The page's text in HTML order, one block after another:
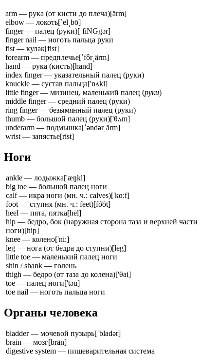
arm — рука (от кисти до плеча)[ärm]
elbow — локоть[ˈelˌbō]
finger — палец (руки)[ˈfiNGgər]
finger nail — ноготь пальца руки
fist — кулак[fist]
forearm — предплечье[ˈfôrˌärm]
hand — рука (кисть)[hand]
index finger — указательный палец (руки)
knuckle — сустав пальца['nʌkl]
little finger — мизинец, маленький палец (руки)
middle finger — средний палец (руки)
ring finger — безымянный палец (руки)
thumb — большой палец (руки)['θʌm]
underarm — подмышка[ˈəndərˌärm]
wrist — запястье[rist]
Ноги
ankle — лодыжка['æŋkl]
big toe — большой палец ноги
calf — икра ноги (мн. ч.: calves)['kɑ:f]
foot — ступня (мн. ч.: feet)[fo͝ot]
heel — пята, пятка[hēl]
hip — бедро, бок (наружная сторона таза и верхней части
ноги)[hip]
knee — колено['ni:]
leg — нога (от бедра до ступни)[leg]
little toe — маленький палец ноги
shin / shank — голень
thigh — бедро (от таза до колена)['θai]
toe — палец ноги['təu]
toe nail — ноготь пальца ноги
Органы человека
bladder — мочевой пузырь[ˈbladər]
brain — мозг[brān]
digestive system — пищеварительная система